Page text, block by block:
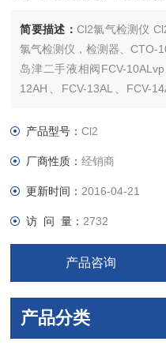
简要描述： Cl2氯气检测仪
氯气检测仪，检测器、CTO-
岛津二手液相阀FCV-
12AH、FCV-13AL、FCV-
岛津二手液相脱气单元
产品型号：Cl2
厂商性质：经销商
更新时间： 2016-04-21
访 问 量： 2732
产品咨询
产品分类